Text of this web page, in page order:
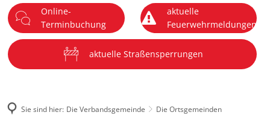
Menü
Online-
Terminbuchung
aktuelle
Feuerwehrmeldungen
aktuelle Straßensperrungen
Sie sind hier: Die Verbandsgemeinde
Die Ortsgemeinden